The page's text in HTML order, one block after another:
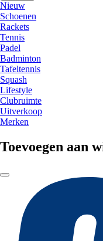
Nieuw
Schoenen
Rackets
Tennis
Padel
Badminton
Tafeltennis
Squash
Lifestyle
Clubruimte
Uitverkoop
Merken
Toevoegen aan